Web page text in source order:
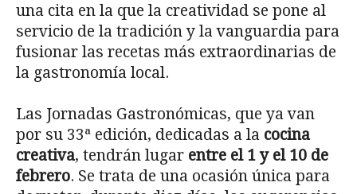
una cita en la que la creatividad se pone al
servicio de la tradición y la vanguardia para
fusionar las recetas más extraordinarias de
la gastronomía local.
Las Jornadas Gastronómicas, que ya van
por su 33ª edición, dedicadas a la cocina
creativa, tendrán lugar entre el 1 y el 10 de
febrero. Se trata de una ocasión única para